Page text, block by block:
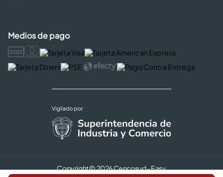
Medios de pago
Copyright © 2026 Cencosud - Easy